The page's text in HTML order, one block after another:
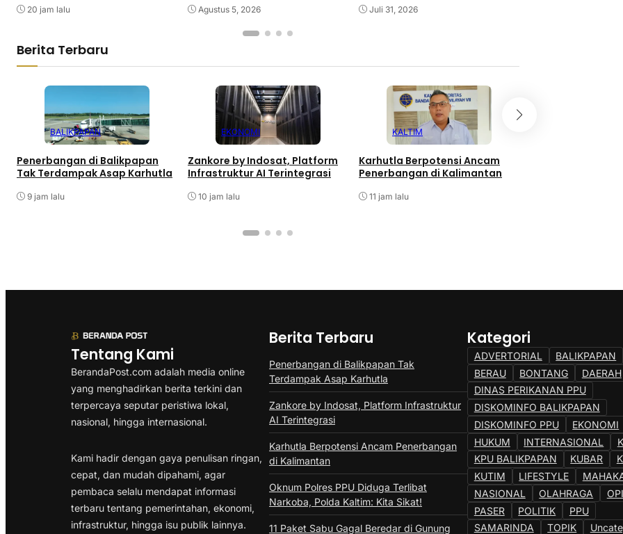
20 jam lalu Agustus 5, 2026 Juli 31, 2026
Berita Terbaru
BALIKPAPAN
Penerbangan di Balikpapan
Tak Terdampak Asap Karhutla
9 jam lalu
EKONOMI
Zankore by Indosat, Platform
Infrastruktur AI Terintegrasi
10 jam lalu
KALTIM
Karhutla Berpotensi Ancam
Penerbangan di Kalimantan
11 jam lalu
Tentang Kami
BerandaPost.com adalah media online
yang menghadirkan berita terkini dan
terpercaya seputar peristiwa lokal,
nasional, hingga internasional.
Kami hadir dengan gaya penulisan ringan,
cepat, dan mudah dipahami, agar
pembaca selalu mendapat informasi
terbaru tentang pemerintahan, ekonomi,
infrastruktur, hingga isu publik lainnya.
Berita Terbaru
Penerbangan di Balikpapan Tak
Terdampak Asap Karhutla
Zankore by Indosat, Platform Infrastruktur
AI Terintegrasi
Karhutla Berpotensi Ancam Penerbangan
di Kalimantan
Oknum Polres PPU Diduga Terlibat
Narkoba, Polda Kaltim: Kita Sikat!
11 Paket Sabu Gagal Beredar di Gunung
Kategori
ADVERTORIAL
BALIKPAPAN
BERAU
BONTANG
DAERAH
DINAS PERIKANAN PPU
DISKOMINFO BALIKPAPAN
DISKOMINFO PPU
EKONOMI
HUKUM
INTERNASIONAL
KPU BALIKPAPAN
KUBAR
KUTIM
LIFESTYLE
NASIONAL
OLAHRAGA
PASER
POLITIK
PPU
SAMARINDA
TOPIK